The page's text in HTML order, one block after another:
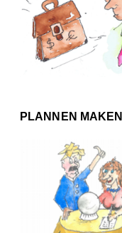
PLANNEN MAKEN